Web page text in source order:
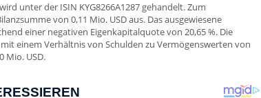
unter der ISIN KYG8266A1287 gehandelt. Zum
von 0,11 Mio. USD aus. Das ausgewiesene
einer negativen Eigenkapitalquote von 20,65 %. Die
einem Verhältnis von Schulden zu Vermögenswerten von
Mio. USD.